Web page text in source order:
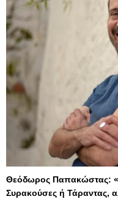
Θεόδωρος Παπακώστας:
Συρακούσες ή Τάραντας,